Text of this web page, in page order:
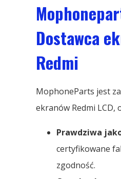
Dostawca
Redmi
MophoneParts jest
ekranów Redmi LCD,
Prawdziwa
certyfikowane
zgodność.